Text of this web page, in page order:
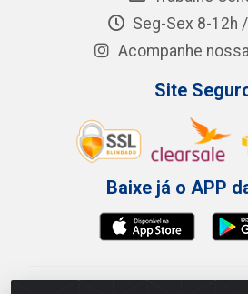
Seg-Sex 8-12h
Acompanhe
Site
Baixe já o APP